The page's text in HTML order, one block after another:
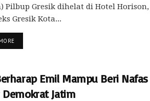
Pilbup Gresik dihelat di Hotel Horison,
Gresik Kota...
Emil Mampu Beri Nafas
Demokrat Jatim